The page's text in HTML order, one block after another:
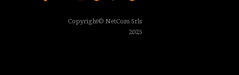
Copyright© NetCom Srls
2025